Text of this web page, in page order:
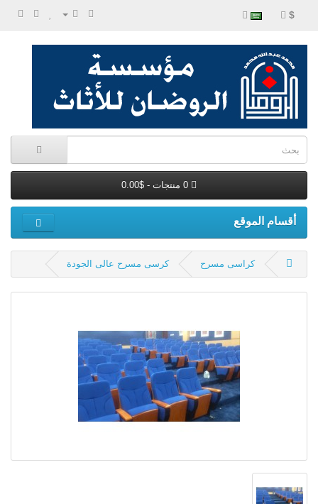
$
0 منتجات - $0.00
أقسام الموقع
كراسى مسرح كرسى مسرح عالى الجودة